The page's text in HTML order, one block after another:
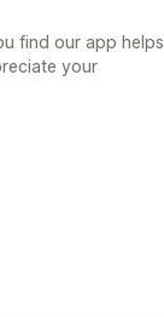
find our app helps
your